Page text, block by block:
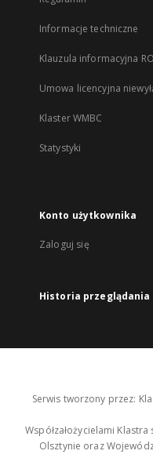
Informacje techniczne
Klauzula informacyjna
Umowa licencyjna
Klaster WMBC
Statystyki
Konto użytkownika
Zaloguj się
Historia przeglądania
Serwis tworzony przez:
Współzałożycielami
Olsztynie oraz